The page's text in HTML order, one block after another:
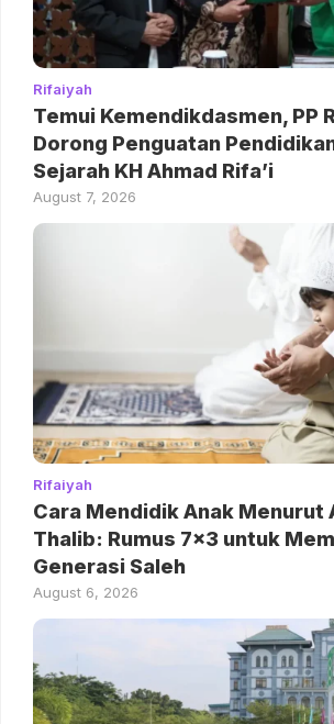
Rifaiyah
Temui Kemendikdasmen, PP
Dorong Penguatan
Sejarah KH Ahmad Rifa’i
August 7, 2026
Rifaiyah
Cara Mendidik Anak Menurut
Thalib: Rumus 7×3 untuk
Generasi Saleh
August 6, 2026